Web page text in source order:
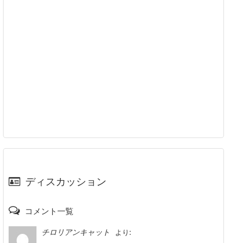
ディスカッション
コメント一覧
チロリアンキャット
より: